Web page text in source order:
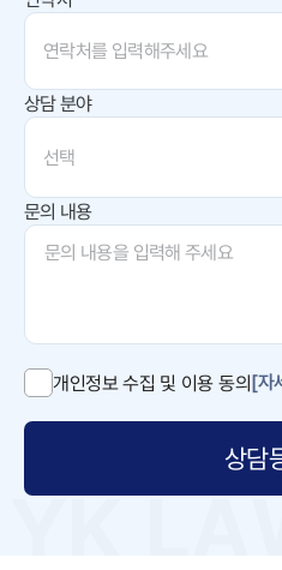
상담 분야
선택
문의 내용
개인정보 수집 및 이용 동의[자
상담